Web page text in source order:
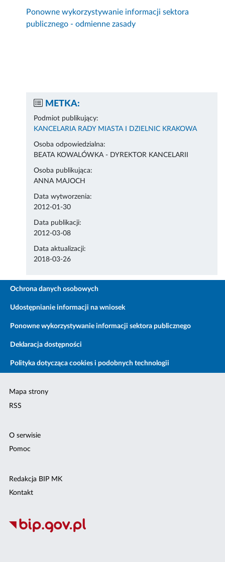
Ponowne wykorzystywanie informacji sektora
publicznego - odmienne zasady
METKA:
Podmiot publikujący:
KANCELARIA RADY MIASTA I DZIELNIC KRAKOWA
Osoba odpowiedzialna:
BEATA KOWALÓWKA - DYREKTOR KANCELARII
Osoba publikująca:
ANNA MAJOCH
Data wytworzenia:
2012-01-30
Data publikacji:
2012-03-08
Data aktualizacji:
2018-03-26
Ochrona danych osobowych
Udostępnianie informacji na wniosek
Ponowne wykorzystywanie informacji sektora publicznego
Deklaracja dostępności
Polityka dotycząca cookies i podobnych technologii
Mapa strony
RSS
O serwisie
Pomoc
Redakcja BIP MK
Kontakt